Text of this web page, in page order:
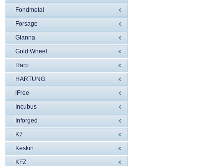
Fondmetal
Forsage
Gianna
Gold Wheel
Harp
HARTUNG
iFree
Incubus
Inforged
K7
Keskin
KFZ